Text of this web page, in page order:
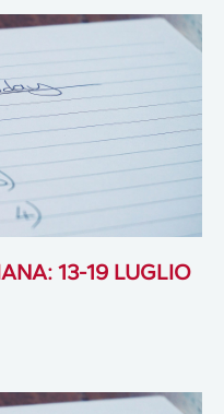
13-19 LUGLIO